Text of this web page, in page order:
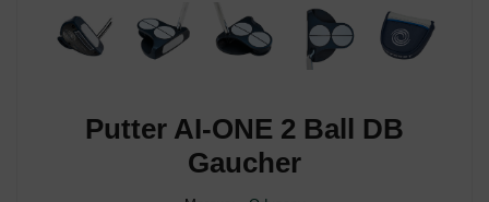
Putter AI-ONE 2 Ball DB
Gaucher